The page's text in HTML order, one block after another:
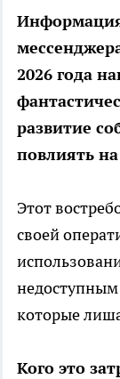
2026 года
развитие
повлиять
Этот
своей
которые
Кого это